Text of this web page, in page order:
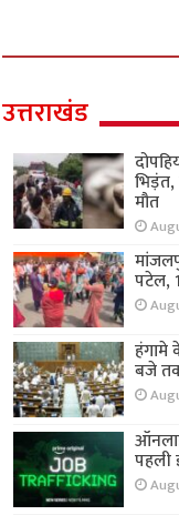
उत्तराखंड
मौत
पटेल,
हंगामे
बजे